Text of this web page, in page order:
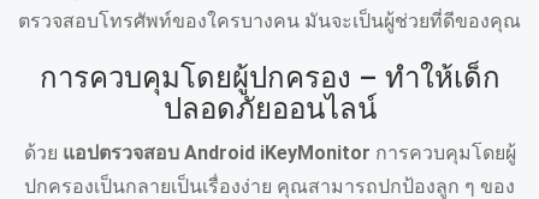
ตรวจสอบโทรศัพท์ของใครบางคน มันจะเป็นผู้ช่วยที่ดีของคุณ
การควบคุมโดยผู้ปกครอง – ทําให้เด็ก
ปลอดภัยออนไลน์
ด้วย แอปตรวจสอบ Android iKeyMonitor การควบคุมโดยผู้
ปกครองเป็นกลายเป็นเรื่องง่าย คุณสามารถปกป้องลูก ๆ ของ